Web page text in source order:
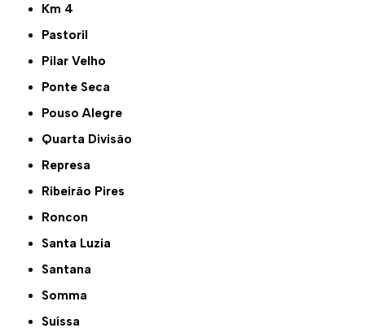
Km 4
Pastoril
Pilar Velho
Ponte Seca
Pouso Alegre
Quarta Divisão
Represa
Ribeirão Pires
Roncon
Santa Luzia
Santana
Somma
Suíssa